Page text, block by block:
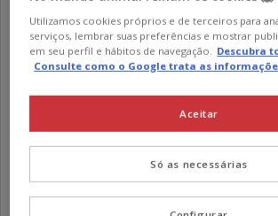
High Prairie Bisonte
5(1)
Utilizamos cookies próprios e de terceiros para
serviços, lembrar suas preferências e mostrar
em seu perfil e hábitos de navegação. Descubra
Consulte como o Google trata as
Só as necessárias
Aceitar